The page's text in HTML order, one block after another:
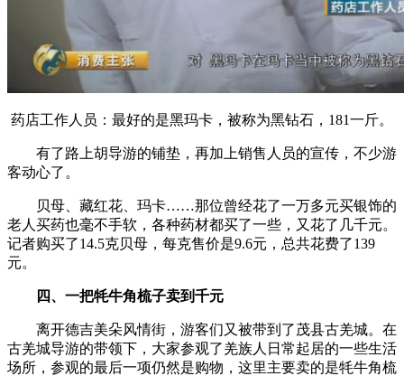
药店工作人员：最好的是黑玛卡，被称为黑钻石，181一斤。
有了路上胡导游的铺垫，再加上销售人员的宣传，不少游
客动心了。
贝母、藏红花、玛卡……那位曾经花了一万多元买银饰的
老人买药也毫不手软，各种药材都买了一些，又花了几千元。
记者购买了14.5克贝母，每克售价是9.6元，总共花费了139
元。
四、一把牦牛角梳子卖到千元
离开德吉美朵风情街，游客们又被带到了茂县古羌城。在
古羌城导游的带领下，大家参观了羌族人日常起居的一些生活
场所，参观的最后一项仍然是购物，这里主要卖的是牦牛角梳